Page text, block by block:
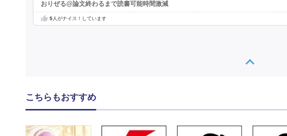
おりぜる@論文終わるまで読書可能時間激減
5人がナイス！しています
こちらもおすすめ